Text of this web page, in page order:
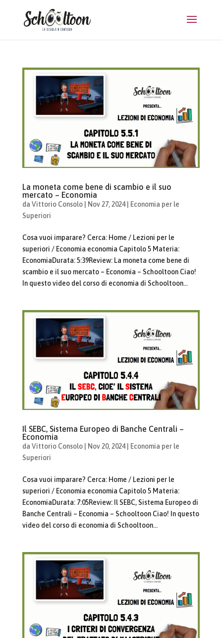
La moneta come bene di scambio e il suo
mercato – Economia
da Vittorio Consolo| Nov 27, 2024| Economia per le
Superiori
Cosa vuoi imparare? Cerca: Home / Lezioni per le
superiori / Economia economia Capitolo 5 Materia:
EconomiaDurata: 5:39Review: La moneta come bene di
scambio e il suo mercato – Economia – Schooltoon Ciao!
In questo video del corso di economia di Schooltoon...
Il SEBC, Sistema Europeo di Banche Centrali –
Economia
da Vittorio Consolo| Nov 20, 2024|
Economia per le
Superiori
Cosa vuoi imparare? Cerca: Home / Lezioni per le
superiori / Economia economia Capitolo 5 Materia:
EconomiaDurata: 7:05Review: Il SEBC, Sistema Europeo di
Banche Centrali – Economia – Schooltoon Ciao! In questo
video del corso di economia di Schooltoon...